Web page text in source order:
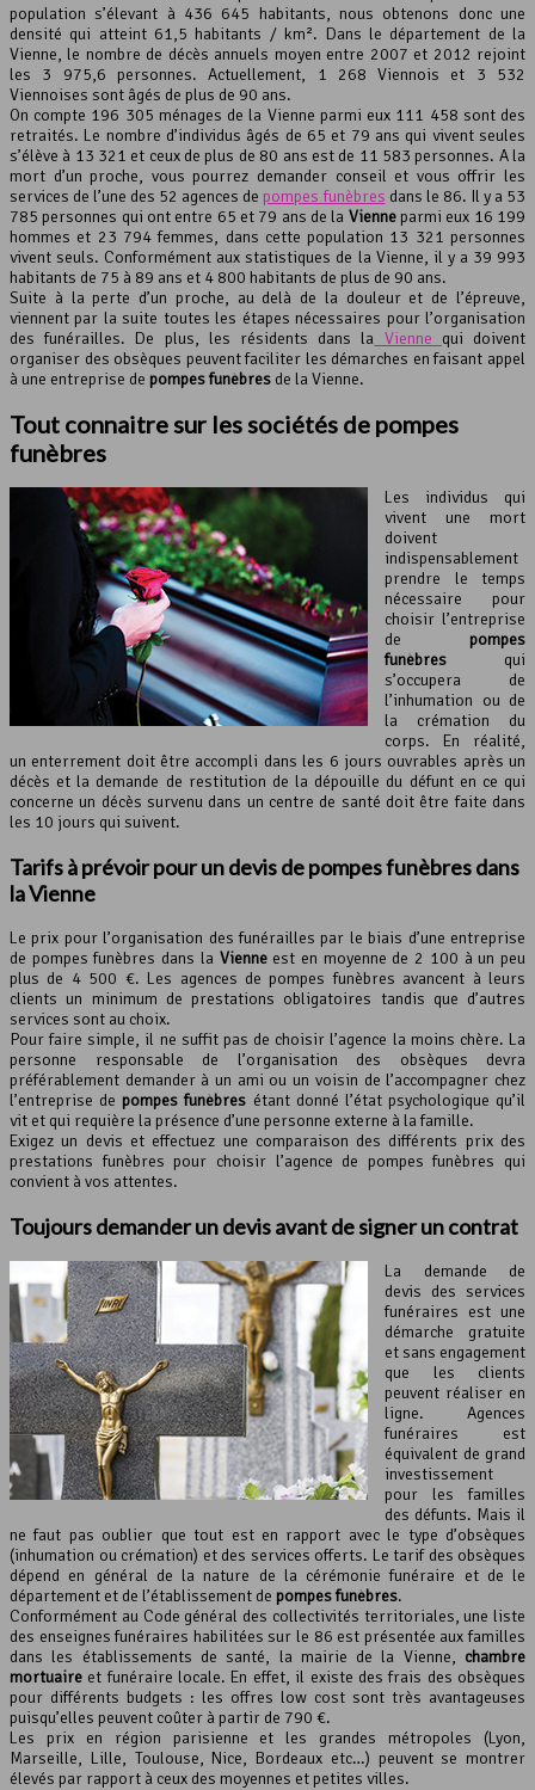
population s’élevant à 436 645 habitants, nous obtenons donc une
densité qui atteint 61,5 habitants / km². Dans le département de la
Vienne, le nombre de décès annuels moyen entre 2007 et 2012 rejoint
les 3 975,6 personnes. Actuellement, 1 268 Viennois et 3 532
Viennoises sont âgés de plus de 90 ans.
On compte 196 305 ménages de la Vienne parmi eux 111 458 sont des
retraités. Le nombre d’individus âgés de 65 et 79 ans qui vivent seules
s’élève à 13 321 et ceux de plus de 80 ans est de 11 583 personnes. A la
mort d’un proche, vous pourrez demander conseil et vous offrir les
services de l’une des 52 agences de pompes funèbres dans le 86. Il y a 53
785 personnes qui ont entre 65 et 79 ans de la Vienne parmi eux 16 199
hommes et 23 794 femmes, dans cette population 13 321 personnes
vivent seuls. Conformément aux statistiques de la Vienne, il y a 39 993
habitants de 75 à 89 ans et 4 800 habitants de plus de 90 ans.
Suite à la perte d’un proche, au delà de la douleur et de l’épreuve,
viennent par la suite toutes les étapes nécessaires pour l’organisation
des funérailles. De plus, les résidents dans la Vienne qui doivent
organiser des obsèques peuvent faciliter les démarches en faisant appel
à une entreprise de pompes funèbres de la Vienne.
Tout connaitre sur les sociétés de pompes
funèbres
Les individus qui
vivent une mort
doivent
indispensablement
prendre le temps
nécessaire pour
choisir l’entreprise
de pompes
funèbres qui
s’occupera de
l’inhumation ou de
la crémation du
corps. En réalité,
un enterrement doit être accompli dans les 6 jours ouvrables après un
décès et la demande de restitution de la dépouille du défunt en ce qui
concerne un décès survenu dans un centre de santé doit être faite dans
les 10 jours qui suivent.
Tarifs à prévoir pour un devis de pompes funèbres dans
la Vienne
Le prix pour l’organisation des funérailles par le biais d’une entreprise
de pompes funèbres dans laVienne est en moyenne de 2 100 à un peu
plus de 4 500 €. Les agences de pompes funèbres avancent à leurs
clients un minimum de prestations obligatoires tandis que d’autres
services sont au choix.
Pour faire simple, il ne suffit pas de choisir l’agence la moins chère. La
personne responsable de l’organisation des obsèques devra
préférablement demander à un ami ou un voisin de l’accompagner chez
l’entreprise de pompes funèbres étant donné l’état psychologique qu’il
vit et qui requière la présence d’une personne externe à la famille.
Exigez un devis et effectuez une comparaison des différents prix des
prestations funèbres pour choisir l’agence de pompes funèbres qui
convient à vos attentes.
Toujours demander un devis avant de signer un contrat
La demande de
devis des services
funéraires est une
démarche gratuite
et sans engagement
que les clients
peuvent réaliser en
ligne. Agences
funéraires est
équivalent de grand
investissement
pour les familles
des défunts. Mais il
ne faut pas oublier que tout est en rapport avec le type d’obsèques
(inhumation ou crémation) et des services offerts. Le tarif des obsèques
dépend en général de la nature de la cérémonie funéraire et de le
département et de l’établissement de pompes funèbres.
Conformément au Code général des collectivités territoriales, une liste
des enseignes funéraires habilitées sur le 86 est présentée aux familles
dans les établissements de santé, la mairie de la Vienne, chambre
mortuaire et funéraire locale. En effet, il existe des frais des obsèques
pour différents budgets : les offres low cost sont très avantageuses
puisqu’elles peuvent coûter à partir de 790 €.
Les prix en région parisienne et les grandes métropoles (Lyon,
Marseille, Lille, Toulouse, Nice, Bordeaux etc…) peuvent se montrer
élevés par rapport à ceux des moyennes et petites villes.